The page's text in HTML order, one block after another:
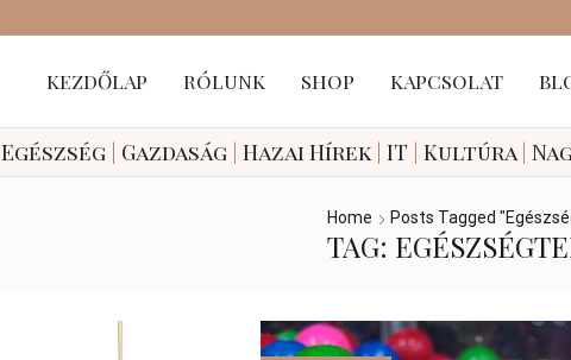
KEZDŐLAP RÓLUNK SHOP KAPCSOLAT
Egészség | Gazdaság | Hazai Hírek | IT | Kultúra|
Home Posts Tagged
TAG: